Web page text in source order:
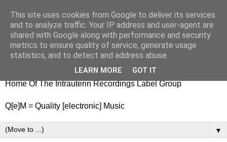
nitestylez.de
baze.djunkiii on music and general life
Home Of The Intrauterin Recordings Label Group
Q[e]M = Quality [electronic] Music
▼
This site uses cookies from Google to deliver its services
and to analyze traffic. Your IP address and user-agent are
shared with Google along with performance and security
metrics to ensure quality of service, generate usage
statistics, and to detect and address abuse.
LEARN MORE GOT IT